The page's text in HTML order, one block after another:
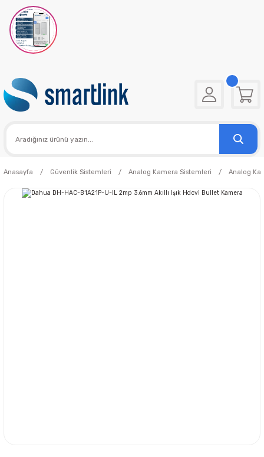
Anasayfa Güvenlik Sistemleri Analog Kamera Sistemleri Analog